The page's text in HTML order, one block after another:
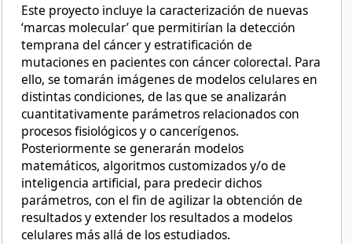
Este proyecto incluye la caracterización de nuevas
‘marcas molecular’ que permitirían la detección
temprana del cáncer y estratificación de
mutaciones en pacientes con cáncer colorectal. Para
ello, se tomarán imágenes de modelos celulares en
distintas condiciones, de las que se analizarán
cuantitativamente parámetros relacionados con
procesos fisiológicos y o cancerígenos.
Posteriormente se generarán modelos
matemáticos, algoritmos customizados y/o de
inteligencia artificial, para predecir dichos
parámetros, con el fin de agilizar la obtención de
resultados y extender los resultados a modelos
celulares más allá de los estudiados.